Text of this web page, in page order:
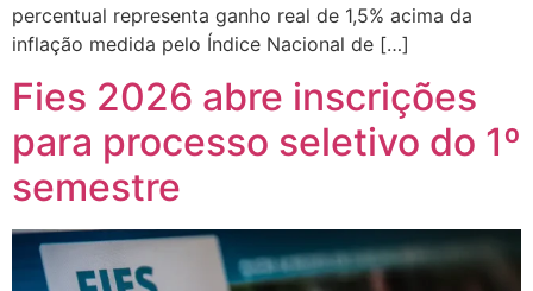
percentual representa ganho real de 1,5% acima da
inflação medida pelo Índice Nacional de […]
Fies 2026 abre inscrições
para processo seletivo do 1º
semestre